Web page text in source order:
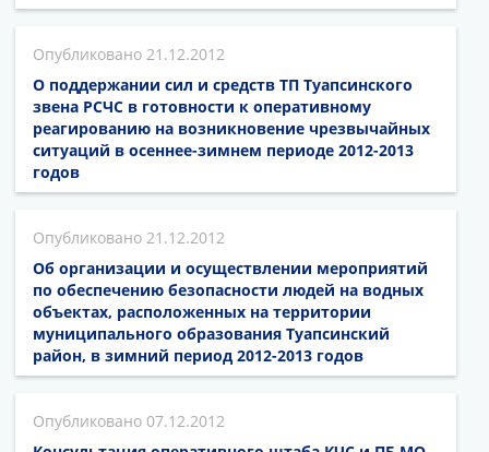
21.12.2012
О поддержании сил и средств ТП Туапсинского
звена РСЧС в готовности к оперативному
реагированию на возникновение чрезвычайных
ситуаций в осеннее-зимнем периоде 2012-2013
годов
21.12.2012
Об организации и осуществлении мероприятий
по обеспечению безопасности людей на водных
объектах, расположенных на территории
муниципального образования Туапсинский
район, в зимний период 2012-2013 годов
07.12.2012